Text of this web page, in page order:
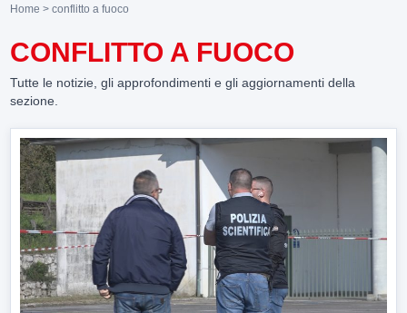
Home > conflitto a fuoco
CONFLITTO A FUOCO
Tutte le notizie, gli approfondimenti e gli aggiornamenti della
sezione.